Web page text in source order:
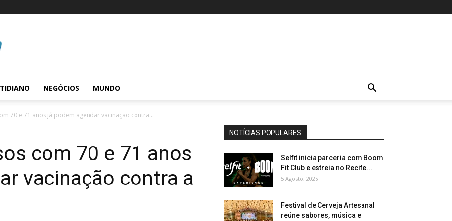
NEGÓCIOS MUNDO
70 e 71 anos já podem agendar vacinação contra...
com 70 e 71 anos
vacinação contra a
NOTÍCIAS POPULARES
Selfit inicia parceria com Boom
Fit Club e estreia no Recife...
5 Agosto, 2026
Festival de Cerveja Artesanal
reúne sabores, música e